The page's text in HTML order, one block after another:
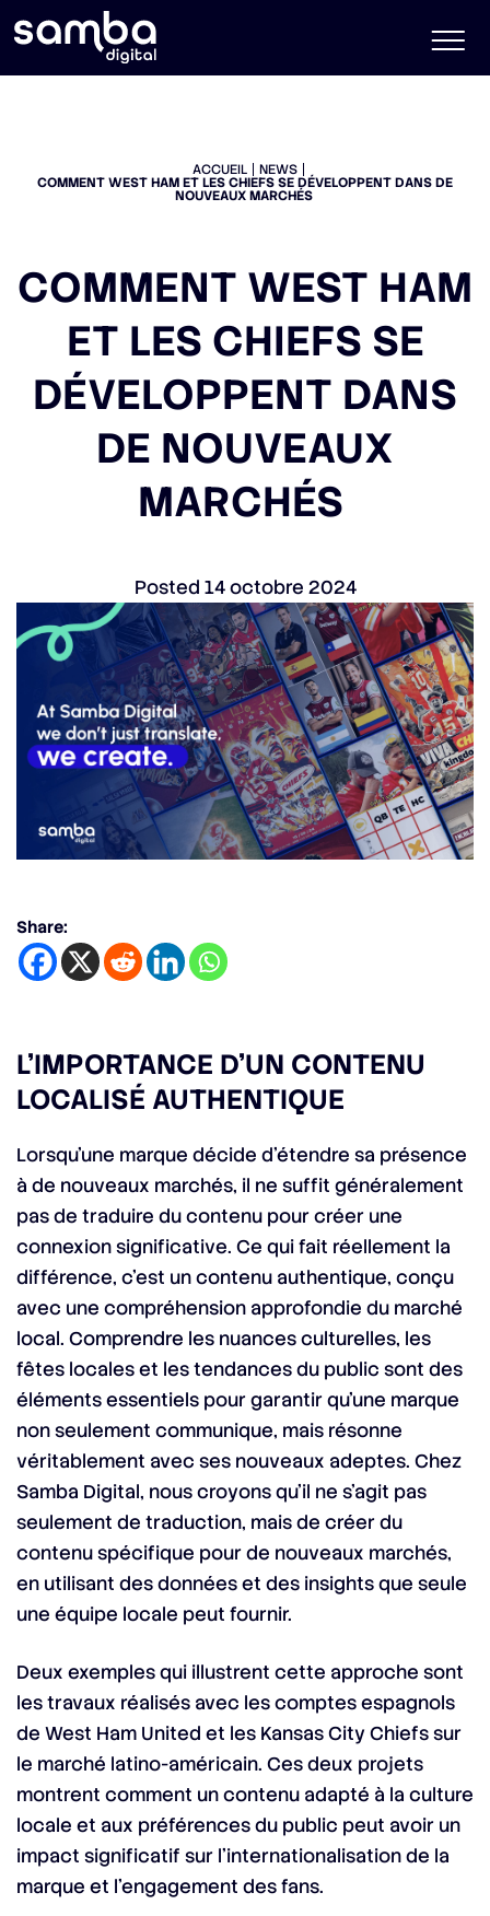
ACCUEIL NEWS
COMMENT WEST HAM ET LES CHIEFS SE DÉVELOPPENT DANS DE
NOUVEAUX MARCHÉS
COMMENT WEST HAM
ET LES CHIEFS SE
DÉVELOPPENT DANS
DE NOUVEAUX
MARCHÉS
Posted 14 octobre 2024
Share:
L’IMPORTANCE D’UN CONTENU
LOCALISÉ AUTHENTIQUE
Lorsqu’une marque décide d’étendre sa présence
à de nouveaux marchés, il ne suffit généralement
pas de traduire du contenu pour créer une
connexion significative. Ce qui fait réellement la
différence, c’est un contenu authentique, conçu
avec une compréhension approfondie du marché
local. Comprendre les nuances culturelles, les
fêtes locales et les tendances du public sont des
éléments essentiels pour garantir qu’une marque
non seulement communique, mais résonne
véritablement avec ses nouveaux adeptes. Chez
Samba Digital, nous croyons qu’il ne s’agit pas
seulement de traduction, mais de créer du
contenu spécifique pour de nouveaux marchés,
en utilisant des données et des insights que seule
une équipe locale peut fournir.
Deux exemples qui illustrent cette approche sont
les travaux réalisés avec les comptes espagnols
de West Ham United et les Kansas City Chiefs sur
le marché latino-américain. Ces deux projets
montrent comment un contenu adapté à la culture
locale et aux préférences du public peut avoir un
impact significatif sur l’internationalisation de la
marque et l’engagement des fans.